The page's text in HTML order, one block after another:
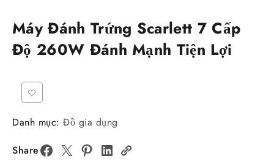
Máy Đánh Trứng Scarlett 7 Cấp
Độ 260W Đánh Mạnh Tiện Lợi
Danh mục: Đồ gia dụng
Share